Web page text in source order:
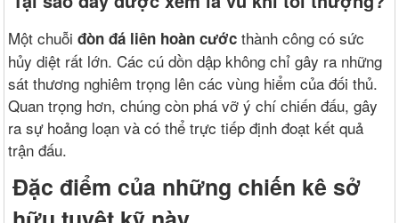
Một chuỗi đòn đá liên hoàn cước thành công có sức
hủy diệt rất lớn. Các cú dồn dập không chỉ gây ra những
sát thương nghiêm trọng lên các vùng hiểm của đối thủ.
Quan trọng hơn, chúng còn phá vỡ ý chí chiến đấu, gây
ra sự hoảng loạn và có thể trực tiếp định đoạt kết quả
trận đấu.
Đặc điểm của những chiến kê sở